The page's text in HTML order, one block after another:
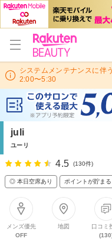
システムメンテナンスに伴
2:00〜5:30
juli
ユーリ
4.5 (130件)
◎ 本日空席あり ポイントが貯ま
メンズ優先
OFF
地図
口コミ